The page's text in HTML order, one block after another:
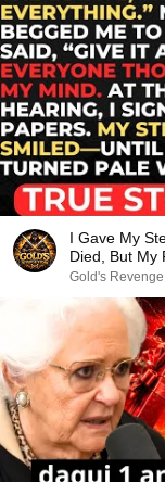
I Gave My
Died, But My
Gold's